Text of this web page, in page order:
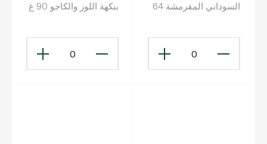
السوداني المقرمشة 64
0
بنكهة اللوز والكاجو 90 غ
0